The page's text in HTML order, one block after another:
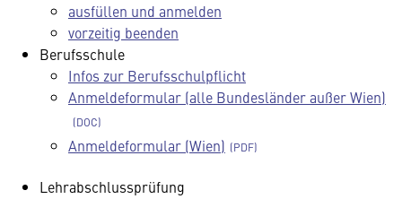
ausfüllen und anmelden
vorzeitig beenden
Berufsschule
Infos zur Berufsschulpflicht
Anmeldeformular (alle Bundesländer außer Wien)
Anmeldeformular (Wien)
Lehrabschlussprüfung